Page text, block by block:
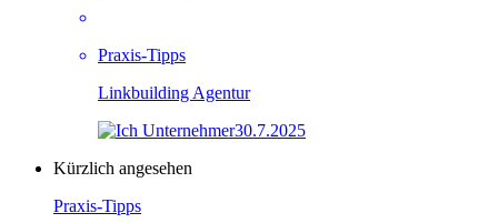
Praxis-Tipps
Linkbuilding Agentur
30.7.2025
Kürzlich angesehen
Praxis-Tipps